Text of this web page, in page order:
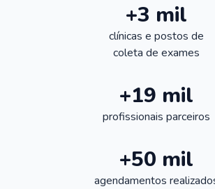
+3 mil
clínicas e postos de
coleta de exames
+19 mil
profissionais parceiros
+50 mil
agendamentos